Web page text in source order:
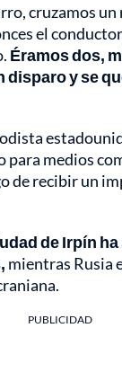
cruzamos un
el
Éramos dos,
disparo y se
para medios
de recibir un
de Irpín
mientras Rusia
PUBLICIDAD